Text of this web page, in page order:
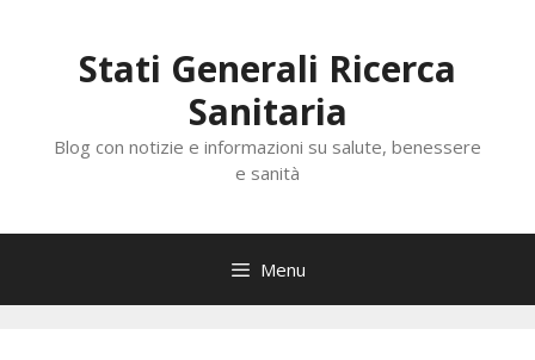
contenutoStati Generali Ricerca
Sanitaria
Blog con notizie e informazioni su salute, benessere
e sanità
Menu